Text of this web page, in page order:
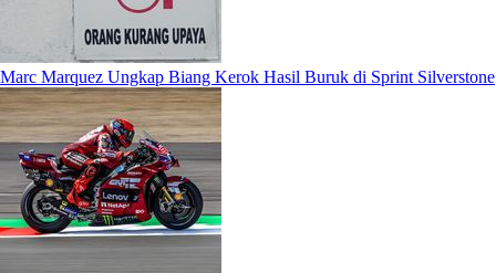
Marc Marquez Ungkap Biang Kerok Hasil Buruk di Sprint Silverstone